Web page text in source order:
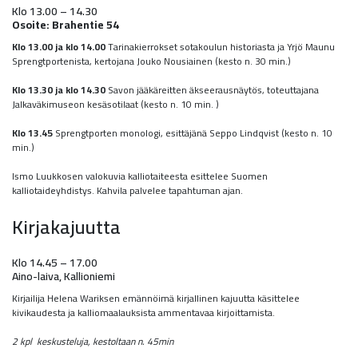
Klo 13.00 – 14.30
Osoite: Brahentie 54
Klo 13.00 ja klo 14.00Tarinakierrokset sotakoulun historiasta ja Yrjö Maunu
Sprengtportenista, kertojana Jouko Nousiainen (kesto n. 30 min.)
Klo 13.30 ja klo 14.30Savon jääkäreitten äkseerausnäytös, toteuttajana
Jalkaväkimuseon kesäsotilaat (kesto n. 10 min. )
Klo 13.45Sprengtporten monologi, esittäjänä Seppo Lindqvist (kesto n. 10
min.)
Ismo Luukkosen valokuvia kalliotaiteesta esittelee Suomen
kalliotaideyhdistys. Kahvila palvelee tapahtuman ajan.
Kirjakajuutta
Klo 14.45 – 17.00
Aino-laiva, Kallioniemi
Kirjailija Helena Wariksen emännöimä kirjallinen kajuutta käsittelee
kivikaudesta ja kalliomaalauksista ammentavaa kirjoittamista.
2 kpl keskusteluja, kestoltaan n. 45min